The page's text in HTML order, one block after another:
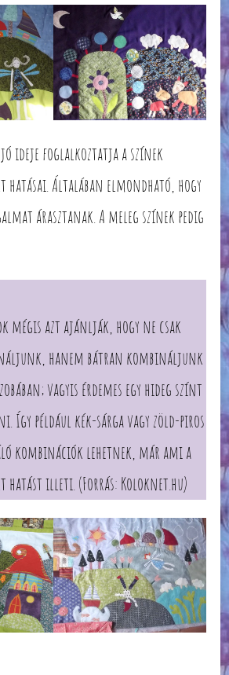
ideje foglalkoztatja a színek
Általában elmondható, hogy
árasztanak. A meleg színek pedig
mégis azt ajánlják, hogy ne csak
hanem bátran kombináljunk
vagyis érdemes egy hideg színt
Így például kék-sárga vagy zöld-piros
kombinációk lehetnek, már ami a
hatást illeti. (Forrás: Koloknet.hu)